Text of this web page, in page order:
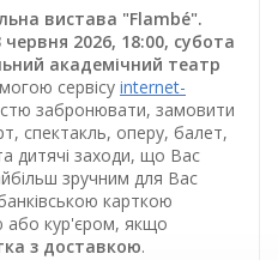
вистава "Flambé".
2026, 18:00, субота
академічний театр
сервісу internet-
забронювати, замовити
спектакль, оперу, балет,
дитячі заходи, що Вас
зручним для Вас
карткою
або кур'єром, якщо
з доставкою.